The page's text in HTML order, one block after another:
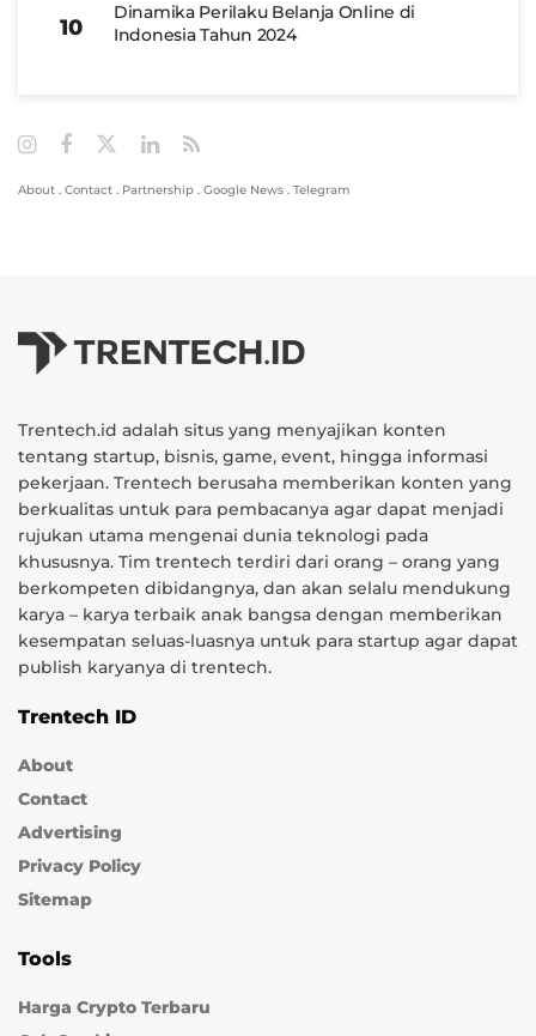
Dinamika Perilaku Belanja Online di
Indonesia Tahun 2024
About . Contact . Partnership . Google News . Telegram
Trentech.id adalah situs yang menyajikan konten
tentang startup, bisnis, game, event, hingga informasi
pekerjaan. Trentech berusaha memberikan konten yang
berkualitas untuk para pembacanya agar dapat menjadi
rujukan utama mengenai dunia teknologi pada
khususnya. Tim trentech terdiri dari orang – orang yang
berkompeten dibidangnya, dan akan selalu mendukung
karya – karya terbaik anak bangsa dengan memberikan
kesempatan seluas-luasnya untuk para startup agar dapat
publish karyanya di trentech.
Trentech ID
About
Contact
Advertising
Privacy Policy
Sitemap
Tools
Harga Crypto Terbaru